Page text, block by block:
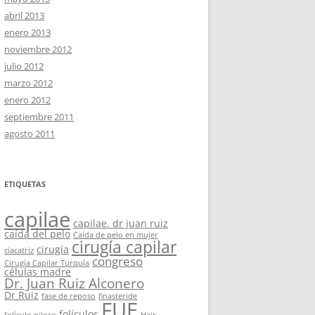
abril 2013
enero 2013
noviembre 2012
julio 2012
marzo 2012
enero 2012
septiembre 2011
agosto 2011
ETIQUETAS
capilae capilae. dr juan ruiz
caída del pelo Caída de pelo en mujer
ciacatriz cirugía cirugía capilar
Cirugía Capilar Turquía congreso
células madre
Dr. Juan Ruiz Alconero
Dr Ruiz fase de reposo finasteride